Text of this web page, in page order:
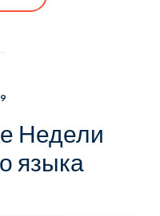
Недели
языка